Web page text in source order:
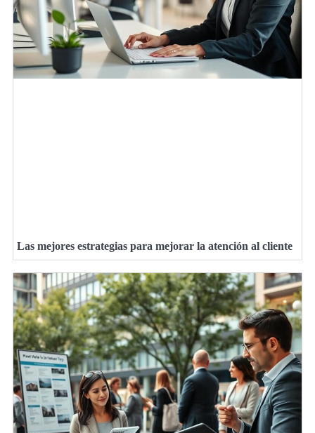
Las mejores estrategias para mejorar la atención al cliente